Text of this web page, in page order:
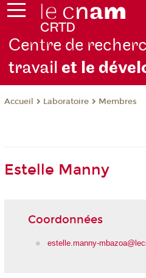
Centre de
travailet le
Accueil Laboratoire Membres
Estelle Manny
Coordonnées
estelle.manny-